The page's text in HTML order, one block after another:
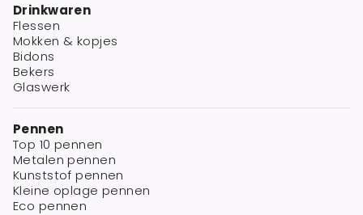
Drinkwaren
Flessen
Mokken & kopjes
Bidons
Bekers
Glaswerk
Pennen
Top 10 pennen
Metalen pennen
Kunststof pennen
Kleine oplage pennen
Eco pennen